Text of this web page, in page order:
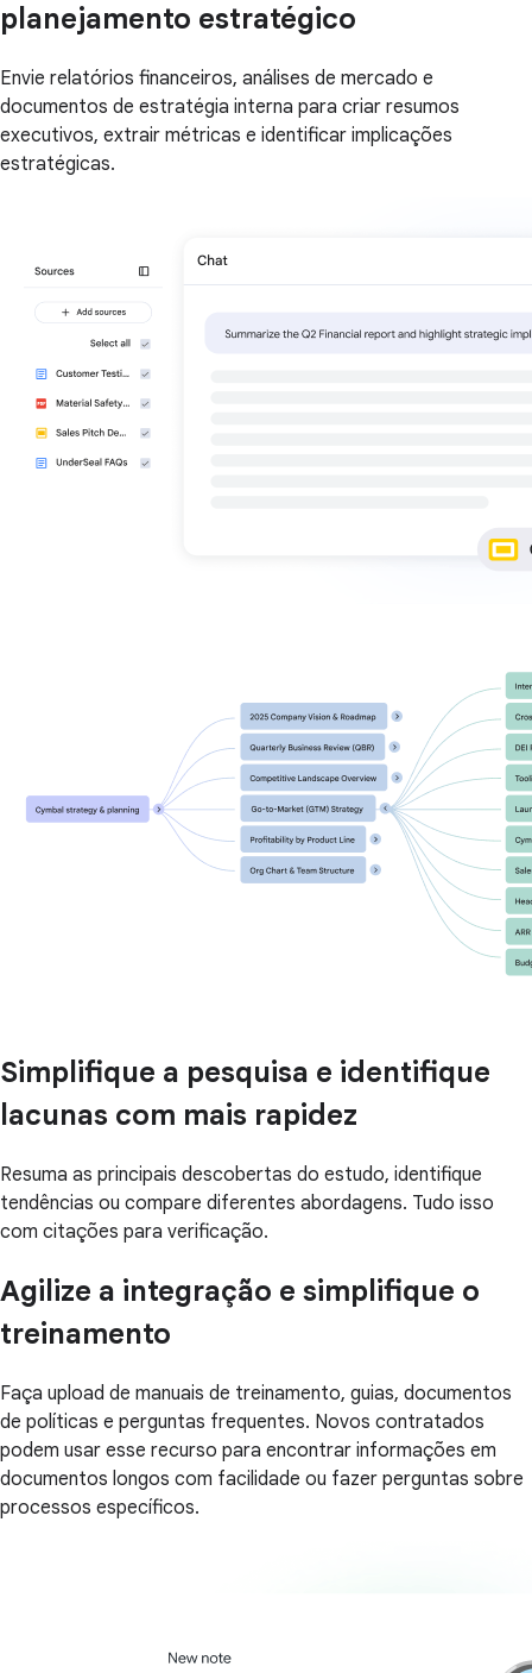
planejamento estratégico
Envie relatórios financeiros, análises de mercado e
documentos de estratégia interna para criar resumos
executivos, extrair métricas e identificar implicações
estratégicas.
Simplifique a pesquisa e identifique
lacunas com mais rapidez
Resuma as principais descobertas do estudo, identifique
tendências ou compare diferentes abordagens. Tudo isso
com citações para verificação.
Agilize a integração e simplifique o
treinamento
Faça upload de manuais de treinamento, guias, documentos
de políticas e perguntas frequentes. Novos contratados
podem usar esse recurso para encontrar informações em
documentos longos com facilidade ou fazer perguntas sobre
processos específicos.